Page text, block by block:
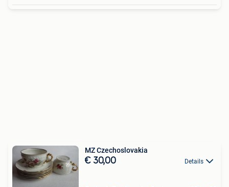
MZ Czechoslovakia
€ 30,00 Details